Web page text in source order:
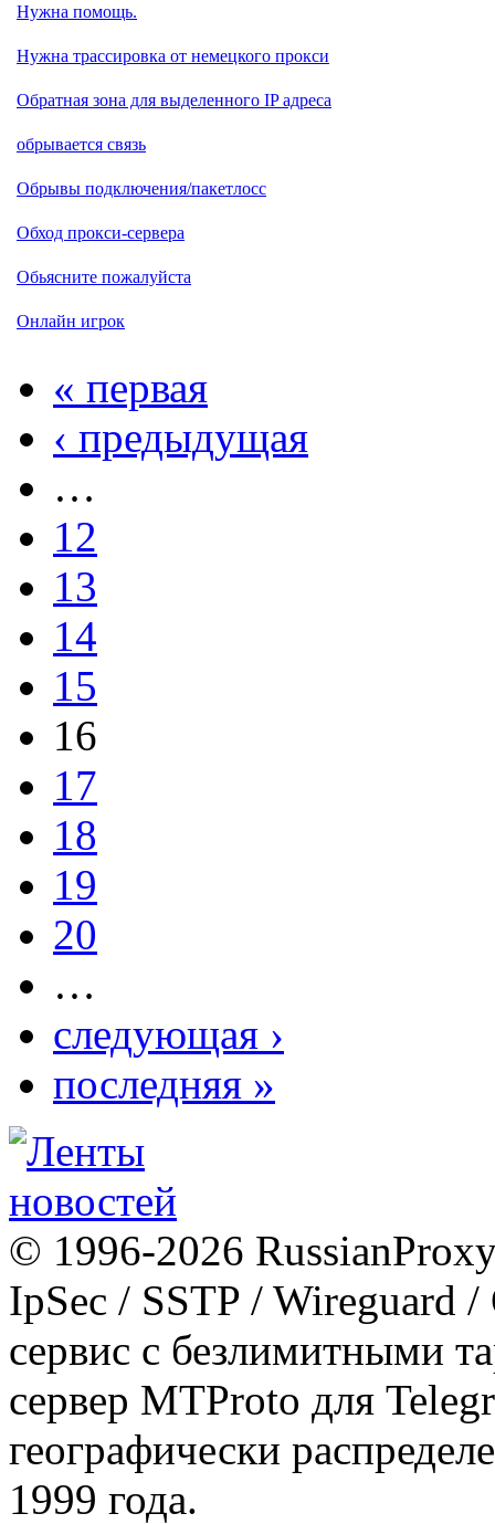
Нужна помощь.
Нужна трассировка от немецкого прокси
Обратная зона для выделенного IP адреса
обрывается связь
Обрывы подключения/пакетлосс
Обход прокси-сервера
Обьясните пожалуйста
Онлайн игрок
« первая
‹ предыдущая
…
12
13
14
15
16
17
18
19
20
…
следующая ›
последняя »
© 1996-2026
IpSec / SSTP / Wireguard
сервис с безлимитными
сервер MTProto для
географически
1999 года.